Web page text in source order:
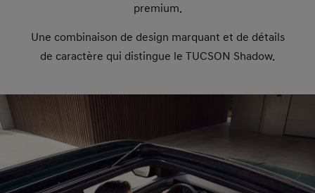
premium.
Une combinaison de design marquant et de détails
de caractère qui distingue le TUCSON Shadow.